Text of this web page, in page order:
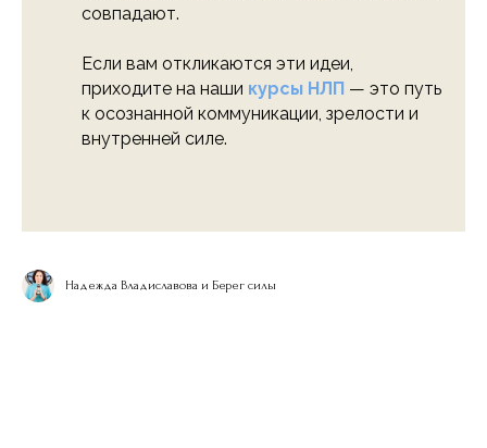
совпадают.
Если вам откликаются эти идеи,
приходите на наши курсы НЛП — это путь
к осознанной коммуникации, зрелости и
внутренней силе.
Надежда Владиславова и Берег силы